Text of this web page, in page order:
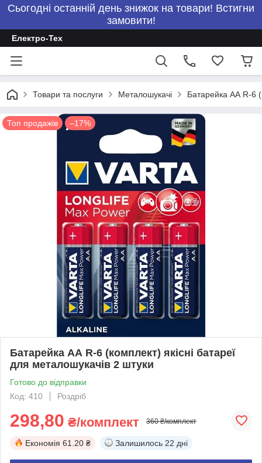
Сьогодні останній день знижок на товари! Встигни
замовити!
Електро-Тех
Товари та послуги Металошукачі Батарейка АА R-6
Топ продажів –17%
Батарейка АА R-6 (комплект) якісні батареї
для металошукачів 2 штуки
Готово до відправки
Код: 410
Роздріб
298,80 ₴/комплект 360 ₴/комплект
Економія 61.20 ₴ Залишилось 22 дні